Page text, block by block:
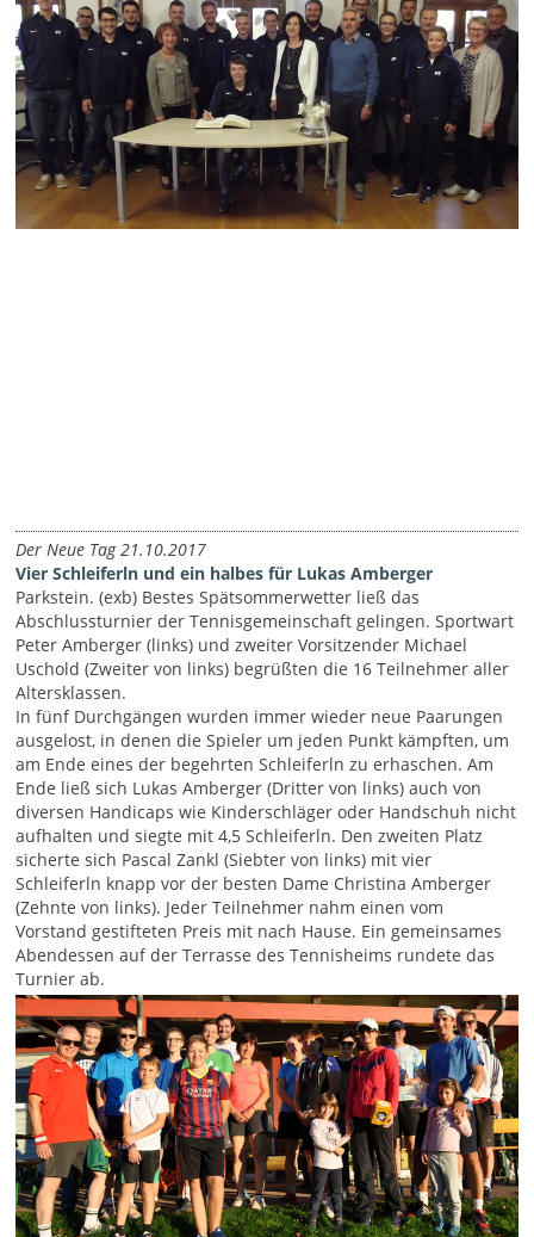
Der Neue Tag 21.10.2017
Vier Schleiferln und ein halbes für Lukas Amberger
Parkstein. (exb) Bestes Spätsommerwetter ließ das
Abschlussturnier der Tennisgemeinschaft gelingen. Sportwart
Peter Amberger (links) und zweiter Vorsitzender Michael
Uschold (Zweiter von links) begrüßten die 16 Teilnehmer aller
Altersklassen.
In fünf Durchgängen wurden immer wieder neue Paarungen
ausgelost, in denen die Spieler um jeden Punkt kämpften, um
am Ende eines der begehrten Schleiferln zu erhaschen. Am
Ende ließ sich Lukas Amberger (Dritter von links) auch von
diversen Handicaps wie Kinderschläger oder Handschuh nicht
aufhalten und siegte mit 4,5 Schleiferln. Den zweiten Platz
sicherte sich Pascal Zankl (Siebter von links) mit vier
Schleiferln knapp vor der besten Dame Christina Amberger
(Zehnte von links). Jeder Teilnehmer nahm einen vom
Vorstand gestifteten Preis mit nach Hause. Ein gemeinsames
Abendessen auf der Terrasse des Tennisheims rundete das
Turnier ab.